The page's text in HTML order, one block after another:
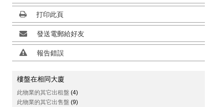
打印此頁
發送電郵給好友
報告錯誤
樓盤在相同大廈
此物業的其它出租盤 (4)
此物業的其它出售盤 (9)